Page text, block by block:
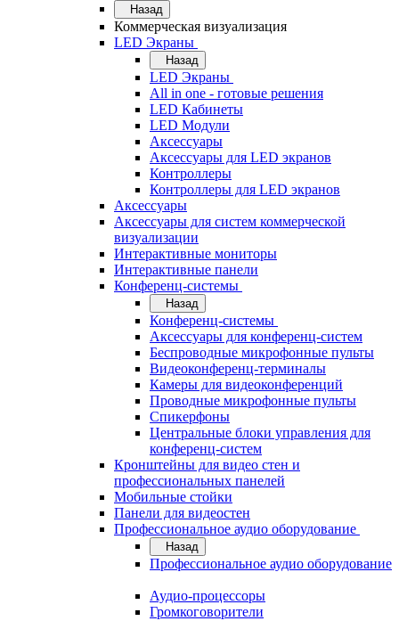
Назад
Коммерческая визуализация
LED Экраны
Назад
LED Экраны
All in one - готовые решения
LED Кабинеты
LED Модули
Аксессуары
Аксессуары для LED экранов
Контроллеры
Контроллеры для LED экранов
Аксессуары
Аксессуары для систем коммерческой
визуализации
Интерактивные мониторы
Интерактивные панели
Конференц-системы
Назад
Конференц-системы
Аксессуары для конференц-систем
Беспроводные микрофонные пульты
Видеоконференц-терминалы
Камеры для видеоконференций
Проводные микрофонные пульты
Спикерфоны
Центральные блоки управления для
конференц-систем
Кронштейны для видео стен и
профессиональных панелей
Мобильные стойки
Панели для видеостен
Профессиональное аудио оборудование
Назад
Профессиональное аудио оборудование
Аудио-процессоры
Громкоговорители